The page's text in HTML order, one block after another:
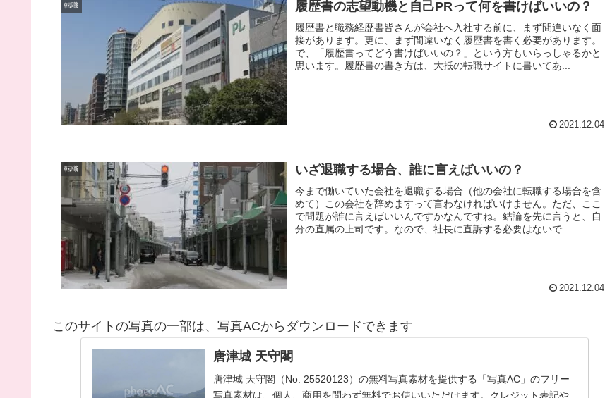
転職 履歴書の志望動機と自己PRって何を書けばいいの？
履歴書と職務経歴書皆さんが会社へ入社する前に、まず間違いなく面
接があります。更に、まず間違いなく履歴書を書く必要があります。
で、「履歴書ってどう書けばいいの？」という方もいらっしゃるかと
思います。履歴書の書き方は、大抵の転職サイトに書いてあ...
2021.12.04
転職 いざ退職する場合、誰に言えばいいの？
今まで働いていた会社を退職する場合（他の会社に転職する場合を含
めて）この会社を辞めますって言わなければいけません。ただ、ここ
で問題が誰に言えばいいんですかなんですね。結論を先に言うと、自
分の直属の上司です。なので、社長に直訴する必要はないで...
2021.12.04
このサイトの写真の一部は、写真ACからダウンロードできます
唐津城 天守閣
唐津城 天守閣（No: 25520123）の無料写真素材を提供する「写真AC」のフリー
写真素材は、個人、商用を問わず無料でお使いいただけます。クレジット表記や